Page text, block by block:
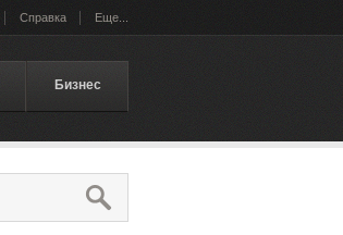
Справка Еще...
Бизнес